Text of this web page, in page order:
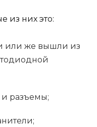
из них это:
или же вышли из
и разъемы;